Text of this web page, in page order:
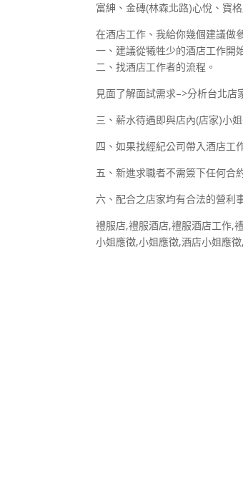
富紳、金磚(林森北路)心悅、寶
在酒店工作、我給你幾個建議做
一、建議從犧牲少的酒店工作開
二、找酒店工作者的流程。
見面了解面試需求–>分析台北店
三、薪水待遇即與店內(店家)小
四、如果找經紀公司帶入酒店工
五、新進求職者不需簽下任何合
六、配合之店家均有合法的營利
禮服店,禮服酒店,禮服酒店工作,
小姐應徵,小姐應徵,酒店小姐應